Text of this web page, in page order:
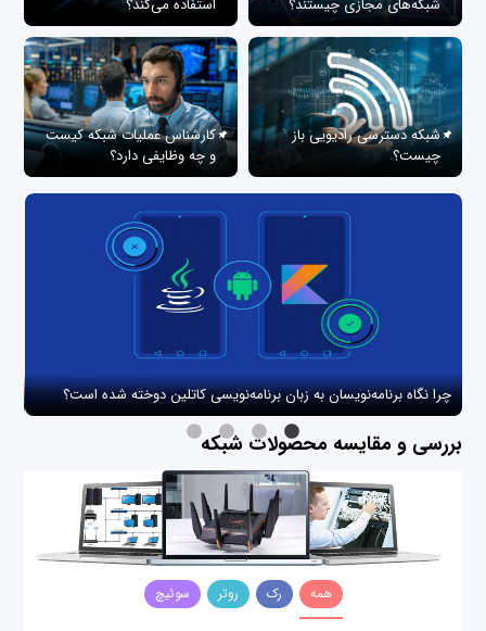
شبکه دسترسی رادیویی باز
چیست؟
کارشناس عملیات شبکه کیست
و چه وظایفی دارد؟
چرا نگاه برنامه‌نویسان به زبان برنامه‌نویسی کاتلین دوخته شده است؟
بررسی و مقایسه محصولات شبکه
همه رک روتر سوئیچ